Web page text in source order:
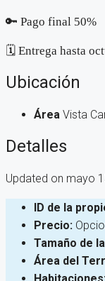
🔑 Pago final 50%
🗓️ Entrega hasta
Ubicación
Área Vista
Detalles
Updated on mayo
ID de la
Precio:
Tamaño de
Área del